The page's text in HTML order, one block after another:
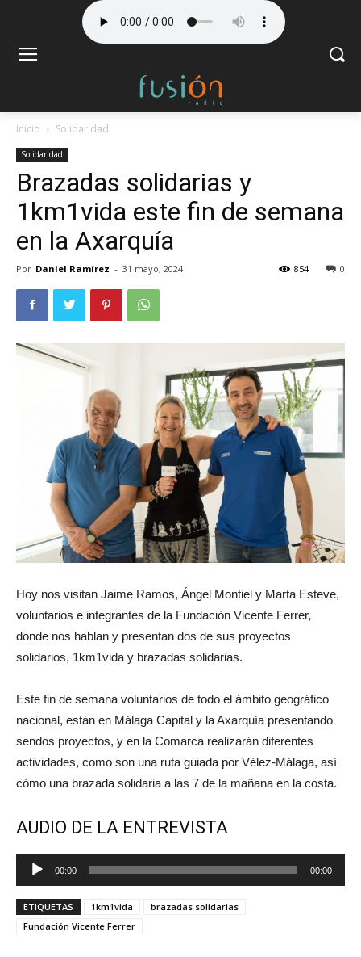
Inicio Solidaridad
Solidaridad
Brazadas solidarias y
1km1vida este fin de semana
en la Axarquía
Por Daniel Ramírez - 31 mayo, 2024 0
854
Hoy nos visitan Jaime Ramos, Ángel Montiel y Marta Esteve,
voluntarios e integrantes de la Fundación Vicente Ferrer,
donde nos hablan y presentan dos de sus proyectos
solidarios, 1km1vida y brazadas solidarias.
Este fin de semana voluntarios de todo el ámbito geográfico
nacional, están en Málaga Capital y la Axarquía presentando
sendos proyectos, y en la Comarca realizarán diferentes
actividades, como son una ruta guiada por Vélez-Málaga, así
cómo una brazada solidaria a las 7 de la mañana en la costa.
AUDIO DE LA ENTREVISTA
Reproductor
de
audio
00:00 00:00
ETIQUETAS 1km1vida
brazadas solidarias
Fundación Vicente Ferrer